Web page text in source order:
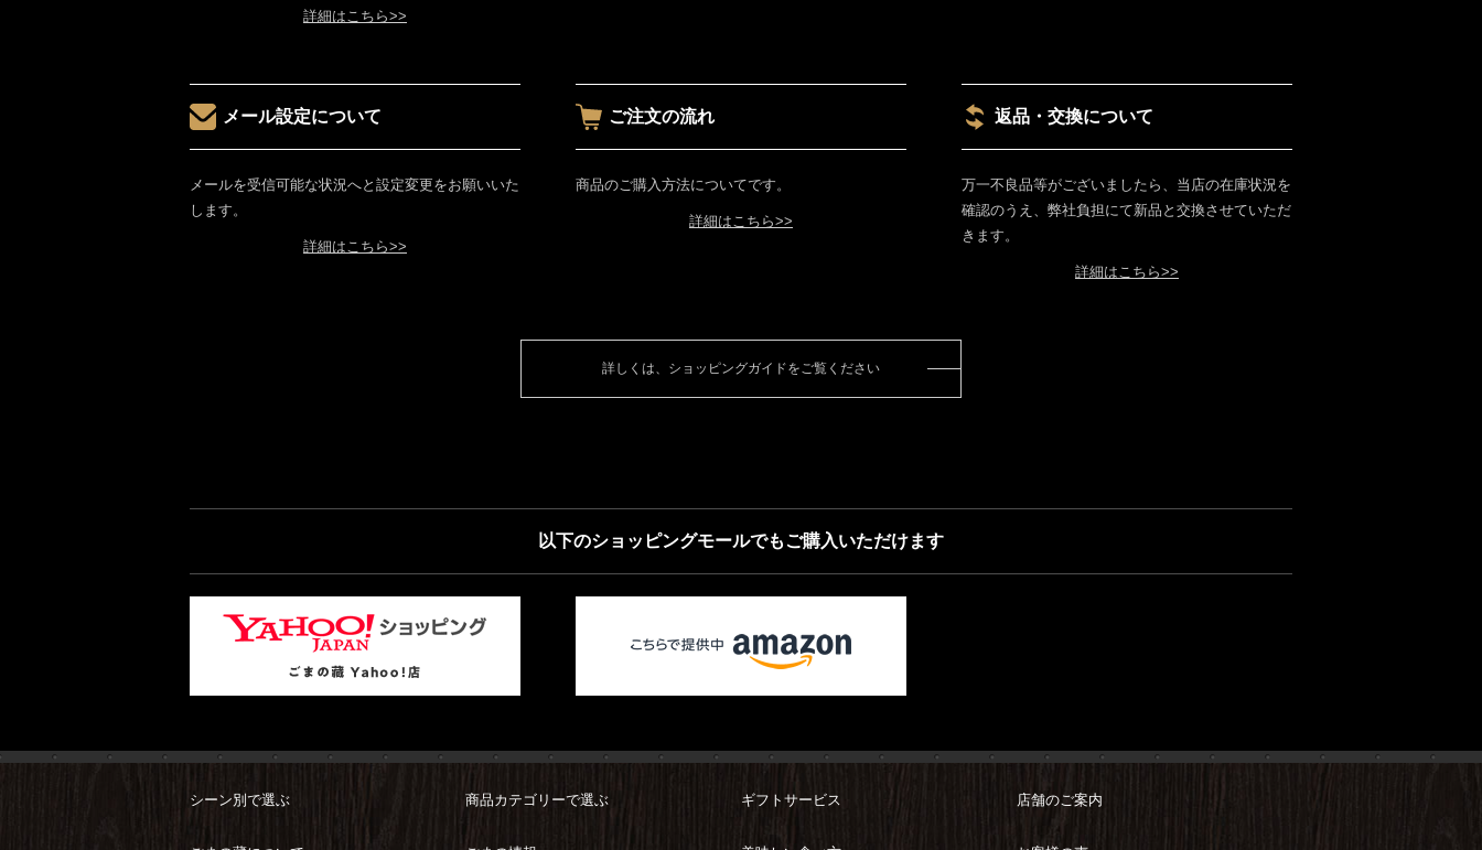
詳細はこちら>>
メール設定について
メールを受信可能な状況へと設定変更をお願いいた
します。
詳細はこちら>>
ご注文の流れ
商品のご購入方法についてです。
詳細はこちら>>
返品・交換について
万一不良品等がございましたら、当店の在庫状況を
確認のうえ、弊社負担にて新品と交換させていただ
きます。
詳細はこちら>>
詳しくは、ショッピングガイドをご覧ください
以下のショッピングモールでもご購入いただけます
シーン別で選ぶ 商品カテゴリーで選ぶ ギフトサービス 店舗のご案内